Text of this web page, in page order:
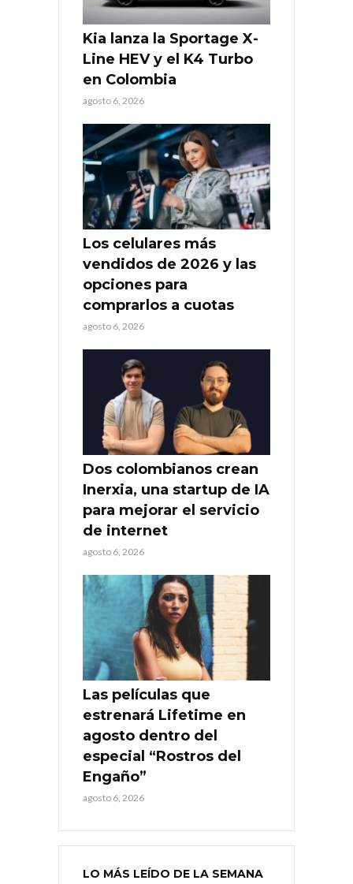
Kia lanza la Sportage X-
Line HEV y el K4 Turbo
en Colombia
agosto 6, 2026
Los celulares más
vendidos de 2026 y las
opciones para
comprarlos a cuotas
agosto 6, 2026
Dos colombianos crean
Inerxia, una startup de IA
para mejorar el servicio
de internet
agosto 6, 2026
Las películas que
estrenará Lifetime en
agosto dentro del
especial “Rostros del
Engaño”
agosto 6, 2026
LO MÁS LEÍDO DE LA SEMANA